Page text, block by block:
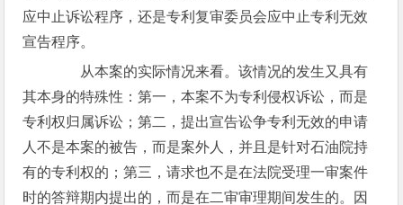
应中止诉讼程序，还是专利复审委员会应中止专利无效
宣告程序。
从本案的实际情况来看。该情况的发生又具有
其本身的特殊性：第一，本案不为专利侵权诉讼，而是
专利权归属诉讼；第二，提出宣告讼争专利无效的申请
人不是本案的被告，而是案外人，并且是针对石油院持
有的专利权的；第三，请求也不是在法院受理一审案件
时的答辩期内提出的，而是在二审审理期间发生的。因